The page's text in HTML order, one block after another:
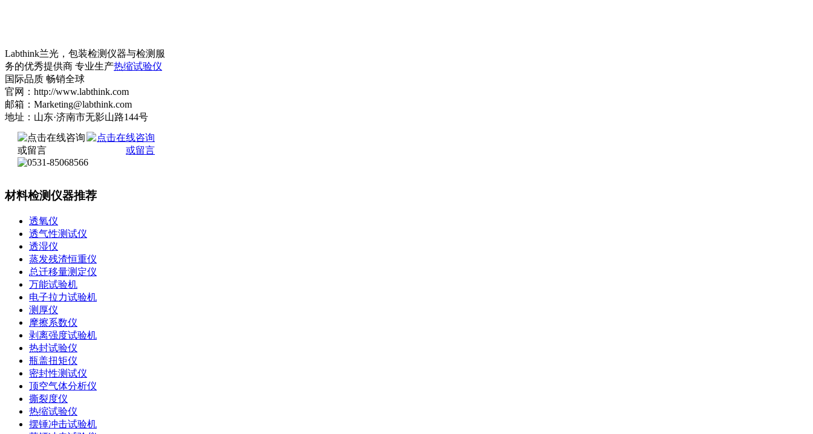
Labthink兰光，包装检测仪器与检测服
务的优秀提供商 专业生产热缩试验仪
国际品质 畅销全球
官网：http://www.labthink.com
邮箱：Marketing@labthink.com
地址：山东·济南市无影山路144号
材料检测仪器推荐
透氧仪
透气性测试仪
透湿仪
蒸发残渣恒重仪
总迁移量测定仪
万能试验机
电子拉力试验机
测厚仪
摩擦系数仪
剥离强度试验机
热封试验仪
瓶盖扭矩仪
密封性测试仪
顶空气体分析仪
撕裂度仪
热缩试验仪
摆锤冲击试验机